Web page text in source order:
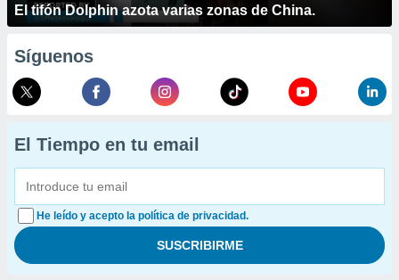
El tifón Dolphin azota varias zonas de China.
Síguenos
El Tiempo en tu email
He leído y acepto la política de privacidad.